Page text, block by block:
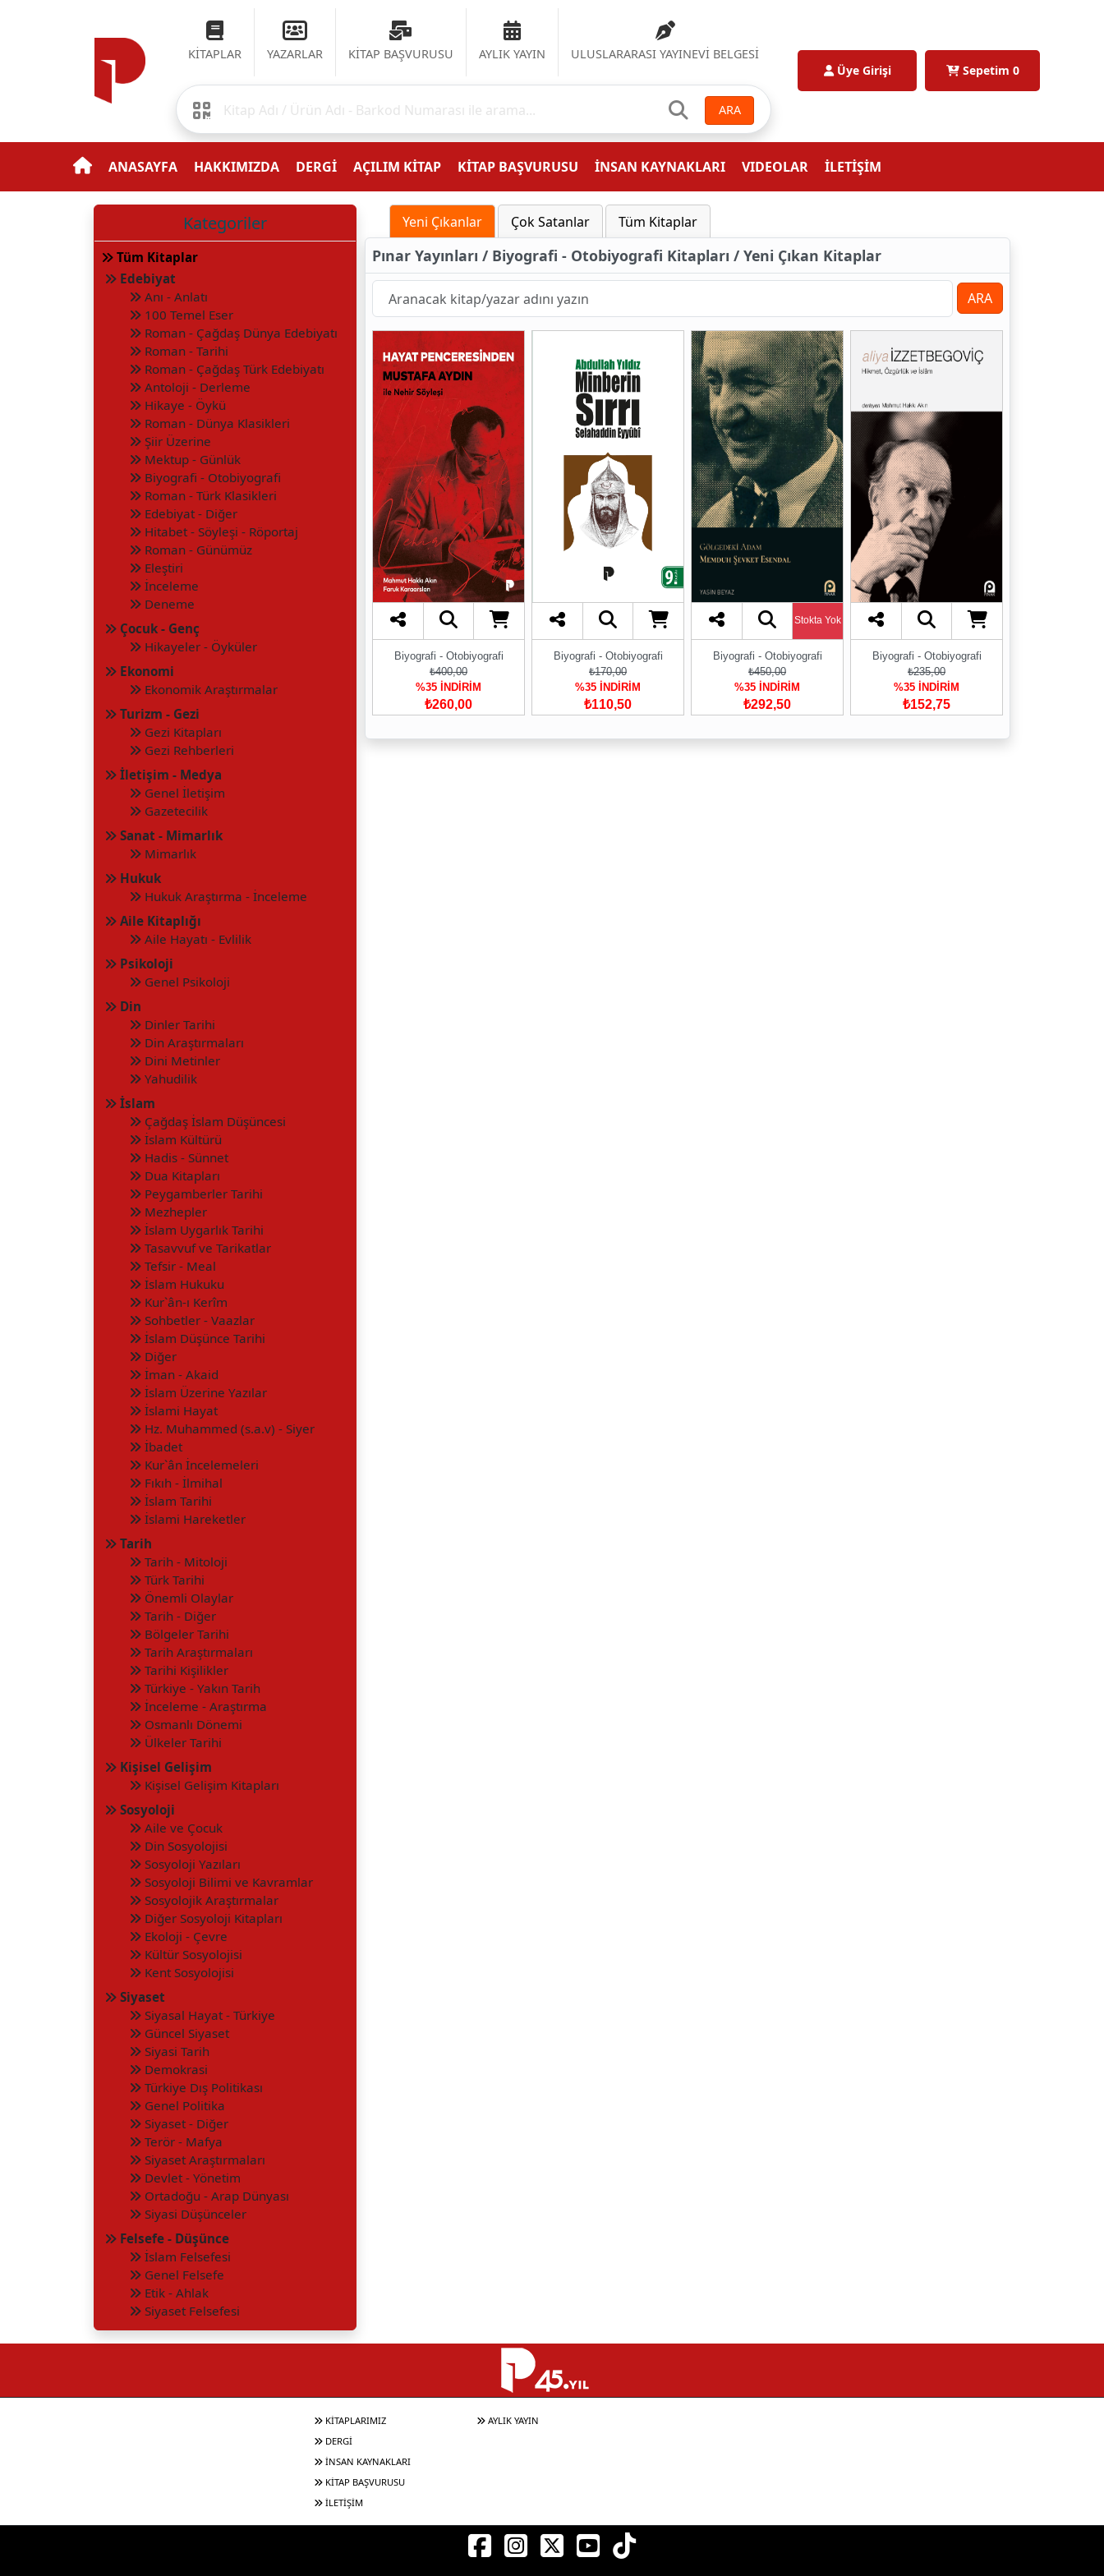
KİTAPLAR YAZARLAR KİTAP BAŞVURUSU AYLIK YAYIN ULUSLARARASI YAYINEVİ BELGESİ
ARA
Üye Girişi Sepetim 0
ANASAYFA HAKKIMIZDA DERGİ AÇILIM KİTAP KİTAP BAŞVURUSU İNSAN KAYNAKLARI VIDEOLAR İLETİŞİM
Kategoriler
Tüm Kitaplar
Edebiyat
Anı - Anlatı
100 Temel Eser
Roman - Çağdaş Dünya Edebiyatı
Roman - Tarihi
Roman - Çağdaş Türk Edebiyatı
Antoloji - Derleme
Hikaye - Öykü
Roman - Dünya Klasikleri
Şiir Üzerine
Mektup - Günlük
Biyografi - Otobiyografi
Roman - Türk Klasikleri
Edebiyat - Diğer
Hitabet - Söyleşi - Röportaj
Roman - Günümüz
Eleştiri
İnceleme
Deneme
Çocuk - Genç
Hikayeler - Öyküler
Ekonomi
Ekonomik Araştırmalar
Turizm - Gezi
Gezi Kitapları
Gezi Rehberleri
İletişim - Medya
Genel İletişim
Gazetecilik
Sanat - Mimarlık
Mimarlık
Hukuk
Hukuk Araştırma - İnceleme
Aile Kitaplığı
Aile Hayatı - Evlilik
Psikoloji
Genel Psikoloji
Din
Dinler Tarihi
Din Araştırmaları
Dini Metinler
Yahudilik
İslam
Çağdaş İslam Düşüncesi
İslam Kültürü
Hadis - Sünnet
Dua Kitapları
Peygamberler Tarihi
Mezhepler
İslam Uygarlık Tarihi
Tasavvuf ve Tarikatlar
Tefsir - Meal
İslam Hukuku
Kur`ân-ı Kerîm
Sohbetler - Vaazlar
İslam Düşünce Tarihi
Diğer
İman - Akaid
İslam Üzerine Yazılar
İslami Hayat
Hz. Muhammed (s.a.v) - Siyer
İbadet
Kur`ân İncelemeleri
Fıkıh - İlmihal
İslam Tarihi
İslami Hareketler
Tarih
Tarih - Mitoloji
Türk Tarihi
Önemli Olaylar
Tarih - Diğer
Bölgeler Tarihi
Tarih Araştırmaları
Tarihi Kişilikler
Türkiye - Yakın Tarih
İnceleme - Araştırma
Osmanlı Dönemi
Ülkeler Tarihi
Kişisel Gelişim
Kişisel Gelişim Kitapları
Sosyoloji
Aile ve Çocuk
Din Sosyolojisi
Sosyoloji Yazıları
Sosyoloji Bilimi ve Kavramlar
Sosyolojik Araştırmalar
Diğer Sosyoloji Kitapları
Ekoloji - Çevre
Kültür Sosyolojisi
Kent Sosyolojisi
Siyaset
Siyasal Hayat - Türkiye
Güncel Siyaset
Siyasi Tarih
Demokrasi
Türkiye Dış Politikası
Genel Politika
Siyaset - Diğer
Terör - Mafya
Siyaset Araştırmaları
Devlet - Yönetim
Ortadoğu - Arap Dünyası
Siyasi Düşünceler
Felsefe - Düşünce
İslam Felsefesi
Genel Felsefe
Etik - Ahlak
Siyaset Felsefesi
Yeni Çıkanlar Çok Satanlar Tüm Kitaplar
Pınar Yayınları / Biyografi - Otobiyografi Kitapları / Yeni Çıkan Kitaplar
ARA
Biyografi - Otobiyografi
₺400,00
%35 İNDİRİM
₺260,00
Biyografi - Otobiyografi
₺170,00
%35 İNDİRİM
₺110,50
Stokta Yok
Biyografi - Otobiyografi
₺450,00
%35 İNDİRİM
₺292,50
Biyografi - Otobiyografi
₺235,00
%35 İNDİRİM
₺152,75
KİTAPLARIMIZ
DERGİ
İNSAN KAYNAKLARI
KİTAP BAŞVURUSU
İLETİŞİM
AYLIK YAYIN